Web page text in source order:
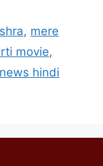
, mere
movie,
hindi